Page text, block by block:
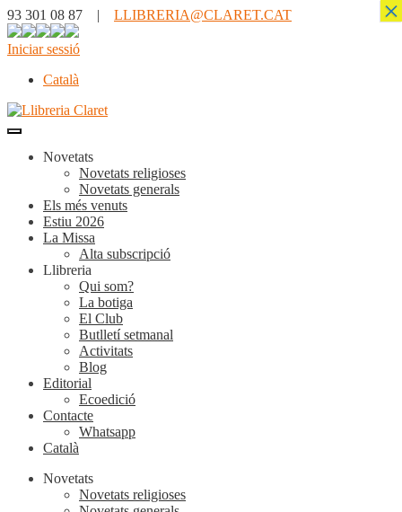
93 301 08 87 | LLIBRERIA@CLARET.CAT
Iniciar sessió
Català
Novetats
Novetats religioses
Novetats generals
Els més venuts
Estiu 2026
La Missa
Alta subscripció
Llibreria
Qui som?
La botiga
El Club
Butlletí setmanal
Activitats
Blog
Editorial
Ecoedició
Contacte
Whatsapp
Català
Novetats
Novetats religioses
×